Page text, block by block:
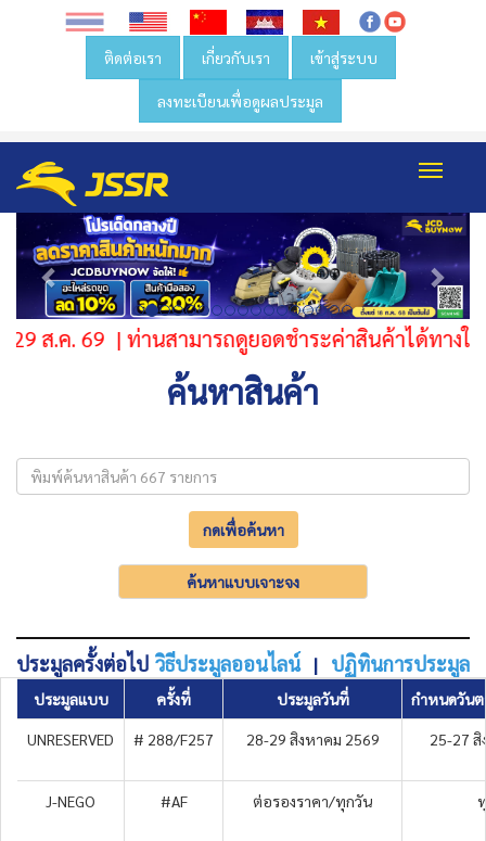
ติดต่อเรา เกี่ยวกับเรา เข้าสู่ระบบ
ลงทะเบียนเพื่อดูผลประมูล
Previous Next
.ค. 69 | ท่านสามารถดูยอดชำระค่าสินค้าได้ทางใบ
ค้นหาสินค้า
กดเพื่อค้นหา
ค้นหาแบบเจาะจง
ประมูลครั้งต่อไป ปฏิทินการประมูล
|
วิธีประมูลออนไลน์
ประมูลแบบ ครั้งที่ ประมูลวันที่ กำหนดวัน
UNRESERVED # 288/F257 28-29 สิงหาคม 2569 25-27
J-NEGO #AF ต่อรองราคา/ทุกวัน